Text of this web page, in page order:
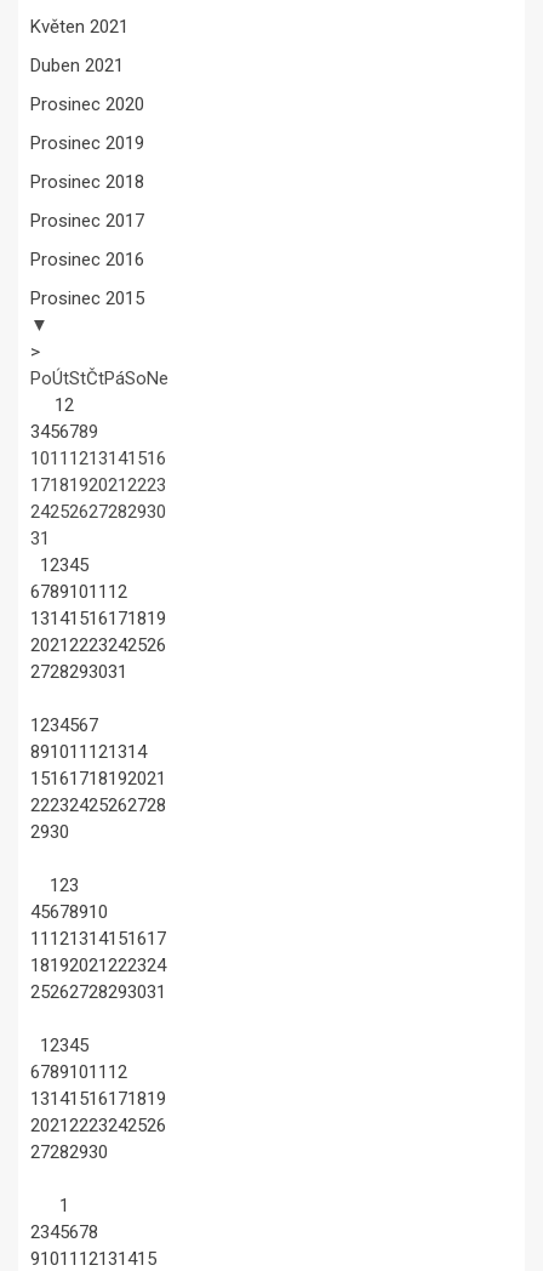
Květen 2021
Duben 2021
Prosinec 2020
Prosinec 2019
Prosinec 2018
Prosinec 2017
Prosinec 2016
Prosinec 2015
▼
>
PoÚtStČtPáSoNe
12
3456789
1011 1213141516
17181920212223
24252627282930
31
12345
67891011 12
13141516171819
20212223242526
2728293031
1234567
891011 121314
15161718192021
22232425262728
2930
123
45678910
11 121314151617
18192021222324
25262728293031
12345
67891011 12
13141516171819
20212223242526
27282930
1
2345678
91011 12131415